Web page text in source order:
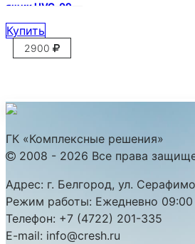
ящик HVC-09
Купить
2900
ГК «Комплексные решения»
2008 - 2026 Все права
Адрес: г. Белгород, ул.
Режим работы: Ежедневно 09:00
Телефон: +7 (4722) 201-335
E-mail: info@cresh.ru